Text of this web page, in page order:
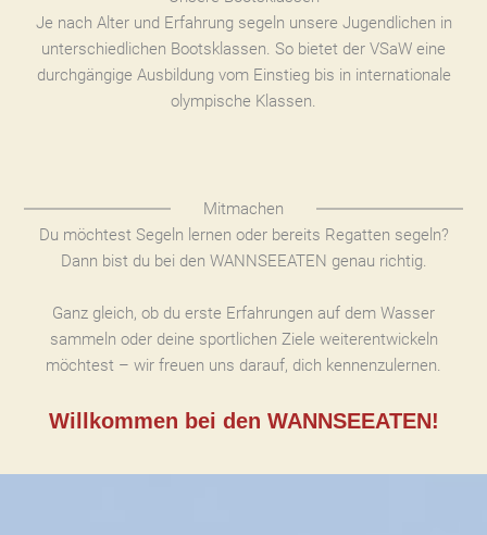
Je nach Alter und Erfahrung segeln unsere Jugendlichen in
unterschiedlichen Bootsklassen. So bietet der VSaW eine
durchgängige Ausbildung vom Einstieg bis in internationale
olympische Klassen.
Mitmachen
Du möchtest Segeln lernen oder bereits Regatten segeln?
Dann bist du bei den WANNSEEATEN genau richtig.
Ganz gleich, ob du erste Erfahrungen auf dem Wasser
sammeln oder deine sportlichen Ziele weiterentwickeln
möchtest – wir freuen uns darauf, dich kennenzulernen.
Willkommen bei den WANNSEEATEN!